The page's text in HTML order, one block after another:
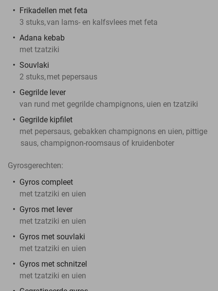
Frikadellen met feta
3 stuks,van lams- en kalfsvlees met feta
Adana kebab
met tzatziki
Souvlaki
2 stuks,met pepersaus
Gegrilde lever
van rund met gegrilde champignons, uien en tzatziki
Gegrilde kipfilet
met pepersaus, gebakken champignons en uien, pittige
saus, champignon-roomsaus of kruidenboter
Gyrosgerechten:
Gyros compleet
met tzatziki en uien
Gyros met lever
met tzatziki en uien
Gyros met souvlaki
met tzatziki en uien
Gyros met schnitzel
met tzatziki en uien